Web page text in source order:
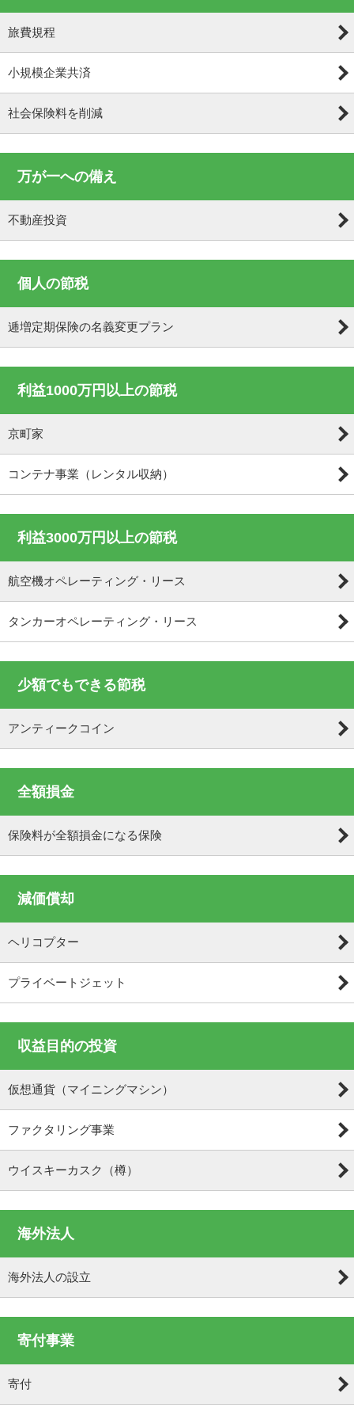
旅費規程
小規模企業共済
社会保険料を削減
万が一への備え
不動産投資
個人の節税
逓増定期保険の名義変更プラン
利益1000万円以上の節税
京町家
コンテナ事業（レンタル収納）
利益3000万円以上の節税
航空機オペレーティング・リース
タンカーオペレーティング・リース
少額でもできる節税
アンティークコイン
全額損金
保険料が全額損金になる保険
減価償却
ヘリコプター
プライベートジェット
収益目的の投資
仮想通貨（マイニングマシン）
ファクタリング事業
ウイスキーカスク（樽）
海外法人
海外法人の設立
寄付事業
寄付